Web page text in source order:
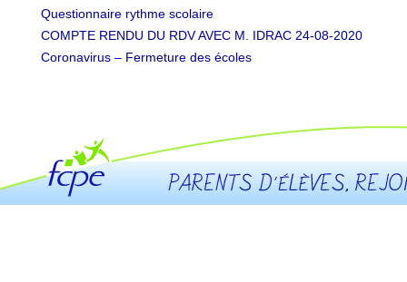
Questionnaire rythme scolaire
COMPTE RENDU DU RDV AVEC M. IDRAC 24-08-2020
Coronavirus – Fermeture des écoles